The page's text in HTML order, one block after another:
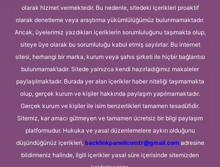
olarak hizmet vermektedir. Bu nedenle, sitedeki içerikleri proaktif
olarak denetleme veya araştırma yükümlülüğümüz bulunmamaktadır.
Ancak, üyelerimiz yazdıkları içeriklerin sorumluluğunu taşımakta olup,
siteye üye olarak bu sorumluluğu kabul etmiş sayılırlar. Bu internet
sitesi, herhangi bir marka, kurum veya şahıs şirketi ile hiçbir bağlantısı
bulunmamaktadır. Sitede yalnızca kendi hazırladığımız makaleler
paylaşılmaktadır. Burada yer alan içerikler haber niteliği taşımamakta
olup, gerçek kurum ve kişiler hakkında paylaşım yapılmamaktadır.
Gerçek kurum ve kişiler ile isim benzerlikleri tamamen tesadüfidir.
Sitemiz, kar amacı gütmeyen ve tamamen ücretsiz bir bilgi paylaşım
platformudur. Hukuka ve yasal düzenlemelere aykırı olduğunu
düşündüğünüz içerikleri, backlinkpanelicomtr@gmail.comadresine
bildirmeniz halinde, ilgili içerikler yasal süre içerisinde sitemizden